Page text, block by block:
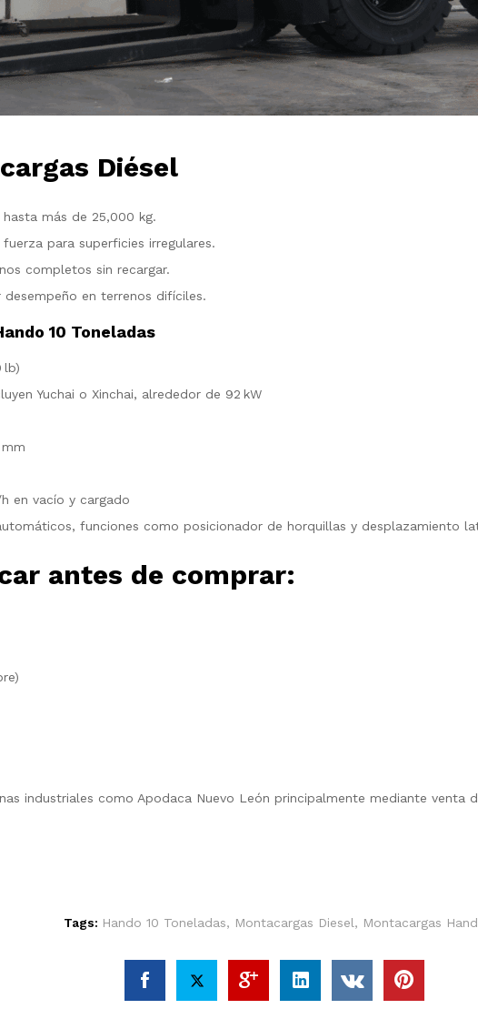
Diésel
más de 25,000 kg.
para superficies irregulares.
completos sin recargar.
desempeño en terrenos difíciles.
10 Toneladas
lb)
Yuchai o Xinchai, alrededor de 92 kW
en vacío y cargado
funciones como posicionador de horquillas y desplazamiento
antes de comprar:
industriales como Apodaca Nuevo León principalmente mediante
Tags: Hando 10 Toneladas, Montacargas Diesel, Montacargas